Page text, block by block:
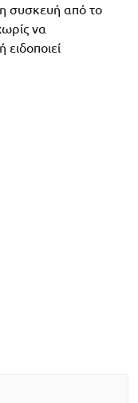
συσκευή από το
να